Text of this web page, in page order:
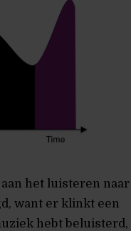
het luisteren naar
want er klinkt een
hebt beluisterd,